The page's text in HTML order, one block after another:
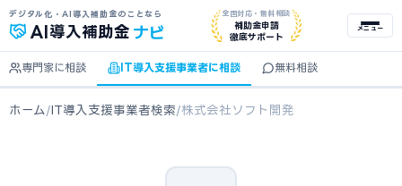
デジタル化・AI導入補助金のことなら
AI 導入補助金 ナビ
全国対応・無料相談
補助金申請
徹底サポート
メニュー
専門家に相談 IT導入支援事業者に相談 無料相談
ホーム /IT導入支援事業者検索/株式会社ソフト開発